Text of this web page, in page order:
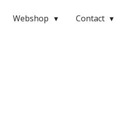
Webshop Contact